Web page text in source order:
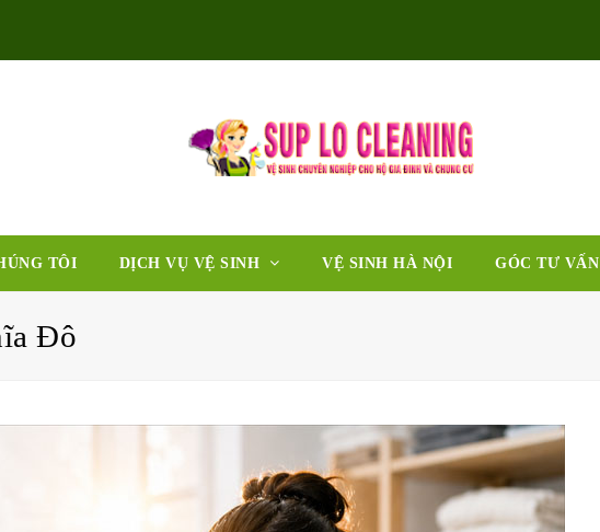
TÔI DỊCH VỤ VỆ SINH VỆ SINH HÀ NỘI GÓC TƯ VẤN
Đô